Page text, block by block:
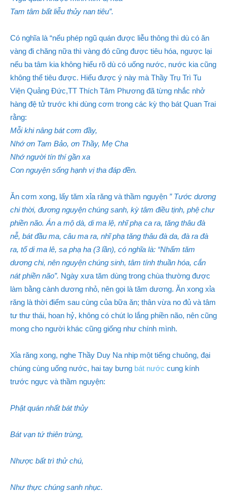
Tam tâm bất liễu thủy nan tiêu”.
Có nghĩa là “nếu phép ngũ quán được liễu thông thì dù có ăn
vàng đi chăng nữa thì vàng đó cũng được tiêu hóa, ngược lại
nếu ba tâm kia không hiểu rõ dù có uống nước, nước kia cũng
không thể tiêu được. Hiểu được ý này mà Thầy Trụ Trì Tu
Viện Quảng Đức,TT Thích Tâm Phương đã từng nhắc nhở
hàng đệ tử trước khi dùng cơm trong các kỳ thọ bát Quan Trai
rằng:
Mỗi khi nâng bát cơm đầy,
Nhớ ơn Tam Bảo, ơn Thầy, Mẹ Cha
Nhớ người tín thí gần xa
Con nguyện sống hạnh vị tha đáp đền.
Ăn cơm xong, lấy tăm xỉa răng và thầm nguyện ” Tước dương
chi thời, đương nguyện chúng sanh, kỳ tâm điều tịnh, phệ chư
phiền não. Án a mộ dà, di ma lệ, nhĩ phạ ca ra, tăng thâu đà
nễ, bát đầu ma, câu ma ra, nhĩ phạ tăng thâu đà da, đà ra đà
ra, tố di ma lê, sa phạ ha (3 lần), có nghĩa là: “Nhấm tăm
dương chi, nên nguyện chúng sinh, tâm tính thuần hóa, cắn
nát phiền não”. Ngày xưa tăm dùng trong chùa thường được
làm bằng cành dương nhỏ, nên gọi là tăm dương. Ăn xong xỉa
răng là thời điểm sau cùng của bữa ăn; thân vừa no đủ và tâm
tư thư thái, hoan hỷ, không có chút lo lắng phiền não, nên cũng
mong cho người khác cũng giống như chính mình.
Xỉa răng xong, nghe Thầy Duy Na nhịp một tiếng chuông, đại
chúng cùng uống nước, hai tay bưng bát nước cung kính
trước ngực và thầm nguyện:
Phật quán nhất bát thủy
Bát vạn tứ thiên trùng,
Nhược bất trì thử chú,
Như thực chúng sanh nhục.